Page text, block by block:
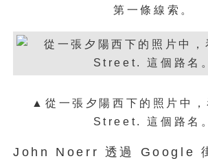
第一條線索。
▲從一張夕陽西下的照片中
Street. 這個路名。
John Noerr 透過 Google